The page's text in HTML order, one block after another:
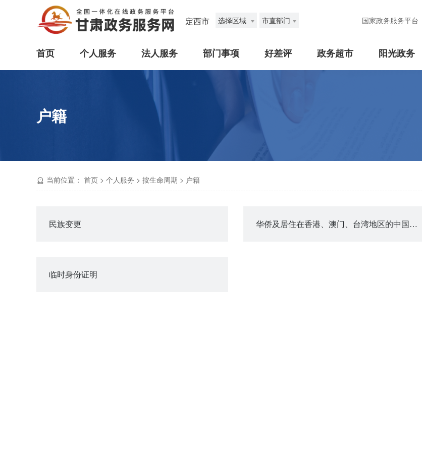
定西市 选择区域 市直部门 国家政务服务平台
首页 个人服务 法人服务 部门事项 好差评 政务超市 阳光政务
户籍
当前位置： 首页 > 个人服务 > 按生命周期 > 户籍
民族变更 华侨及居住在香港、澳门、台湾地区的中国公民在内地补领收养登记
临时身份证明